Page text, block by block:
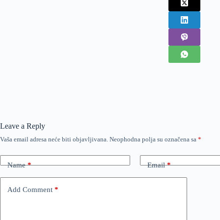
Leave a Reply
Vaša email adresa neće biti objavljivana. Neophodna polja su označena sa *
Name* Email*
Add Comment *